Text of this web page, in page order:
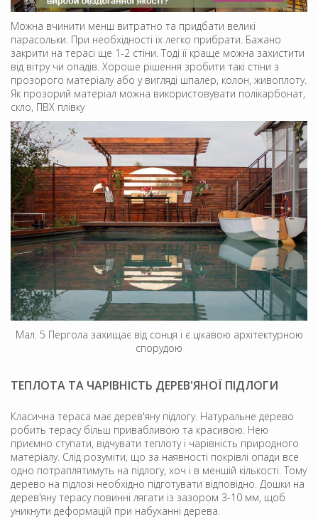
Можна вчинити менш витратно та придбати великі
парасольки. При необхідності їх легко прибрати. Бажано
закрити на терасі ще 1-2 стіни. Тоді її краще можна захистити
від вітру чи опадів. Хороше рішення зробити такі стіни з
прозорого матеріалу або у вигляді шпалер, колон, живоплоту.
Як прозорий матеріал можна використовувати полікарбонат,
скло, ПВХ плівку
Мал. 5 Пергола захищає від сонця і є цікавою архітектурною
спорудою
ТЕПЛОТА ТА ЧАРІВНІСТЬ ДЕРЕВ'ЯНОЇ ПІДЛОГИ
Класична тераса має дерев'яну підлогу. Натуральне дерево
робить терасу більш привабливою та красивою. Нею
приємно ступати, відчувати теплоту і чарівність природного
матеріалу. Слід розуміти, що за наявності покрівлі опади все
одно потраплятимуть на підлогу, хоч і в меншій кількості. Тому
дерево на підлозі необхідно підготувати відповідно. Дошки на
дерев'яну терасу повинні лягати із зазором 3-10 мм, щоб
уникнути деформацій при набуханні дерева.